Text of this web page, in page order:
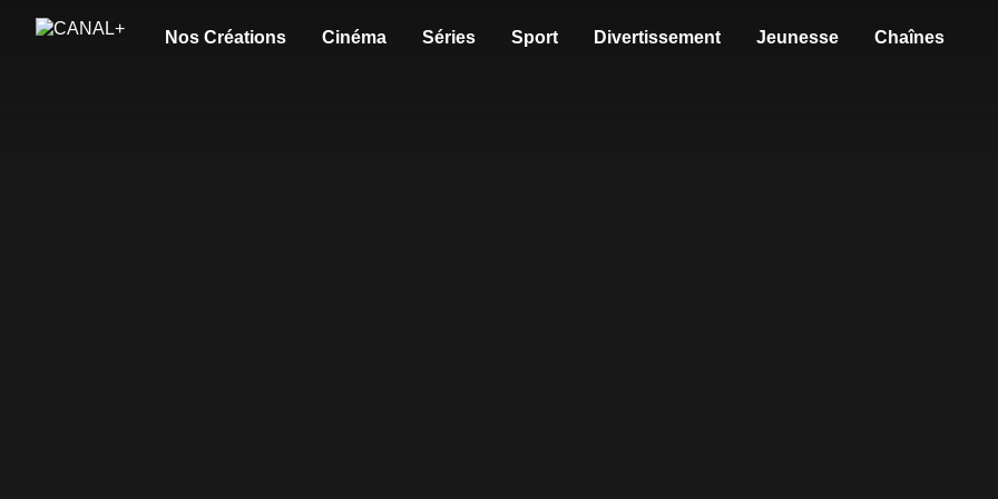
Nos Créations Cinéma Séries Sport Divertissement Jeunesse Chaînes